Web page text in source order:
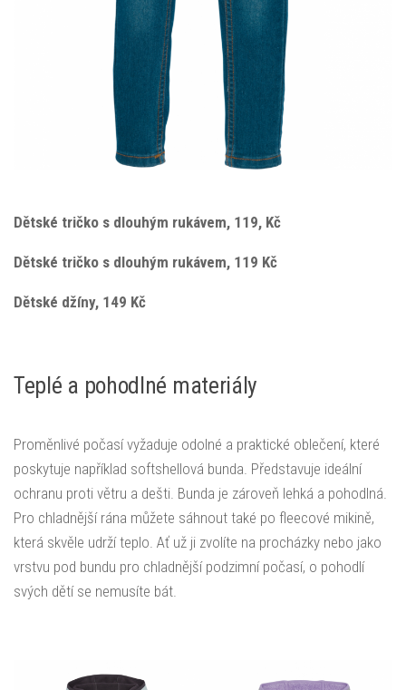
Dětské tričko s dlouhým rukávem, 119, Kč
Dětské tričko s dlouhým rukávem, 119 Kč
Dětské džíny, 149 Kč
Teplé a pohodlné materiály
Proměnlivé počasí vyžaduje odolné a praktické oblečení, které
poskytuje například softshellová bunda. Představuje ideální
ochranu proti větru a dešti. Bunda je zároveň lehká a pohodlná.
Pro chladnější rána můžete sáhnout také po fleecové mikině,
která skvěle udrží teplo. Ať už ji zvolíte na procházky nebo jako
vrstvu pod bundu pro chladnější podzimní počasí, o pohodlí
svých dětí se nemusíte bát.